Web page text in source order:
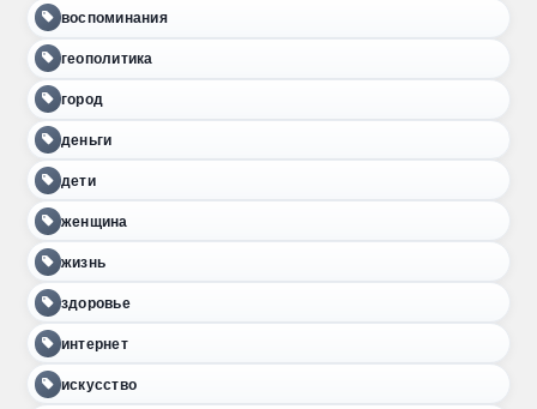
воспоминания
геополитика
город
деньги
дети
женщина
жизнь
здоровье
интернет
искусство